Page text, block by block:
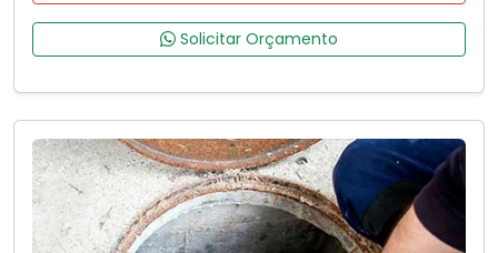
Solicitar Orçamento